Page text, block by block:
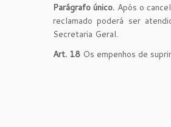
Parágrafo único. Após o
reclamado poderá ser
Secretaria Geral.
Art. 18 Os empenhos de